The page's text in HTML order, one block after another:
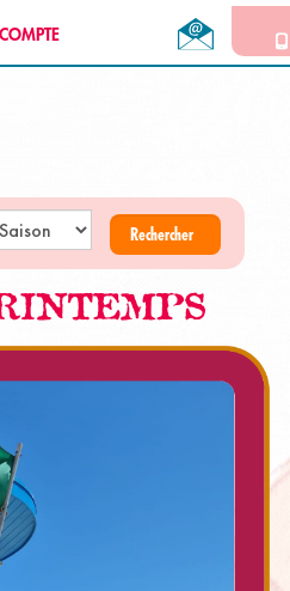
Rechercher